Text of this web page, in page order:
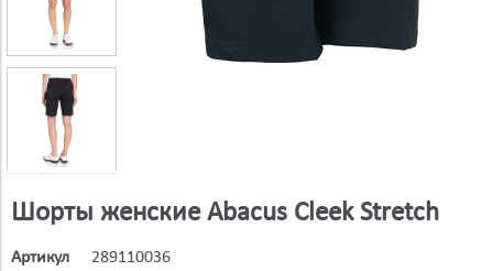
Шорты женские Abacus Cleek Stretch
Артикул 289110036